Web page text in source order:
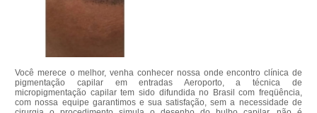
Você merece o melhor, venha conhecer nossa onde encontro clínica de
pigmentação capilar em entradas Aeroporto, a técnica de
micropigmentação capilar tem sido difundida no Brasil com freqüência,
com nossa equipe garantimos e sua satisfação, sem a necessidade de